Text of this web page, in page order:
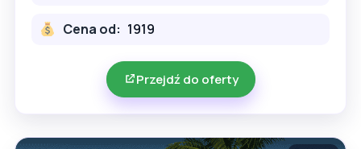
Cena od: 1919
Przejdź do oferty